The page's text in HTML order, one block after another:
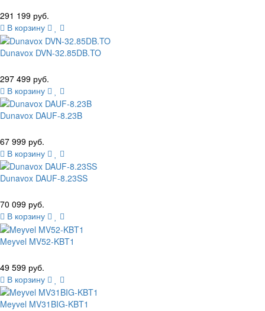
291 199 руб.
В корзину
Dunavox DVN-32.85DB.TO
297 499 руб.
В корзину
Dunavox DAUF-8.23B
67 999 руб.
В корзину
Dunavox DAUF-8.23SS
70 099 руб.
В корзину
Meyvel MV52-KBT1
49 599 руб.
В корзину
Meyvel MV31BIG-KBT1